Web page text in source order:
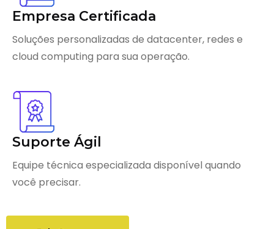
Empresa Certificada
Soluções personalizadas de datacenter, redes e
cloud computing para sua operação.
Suporte Ágil
Equipe técnica especializada disponível quando
você precisar.